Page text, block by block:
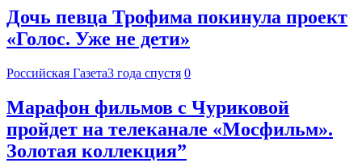
Дочь певца Трофима покинула проект
«Голос. Уже не дети»
Российская Газета3 года спустя 0
Марафон фильмов с Чуриковой
пройдет на телеканале «Мосфильм».
Золотая коллекция”